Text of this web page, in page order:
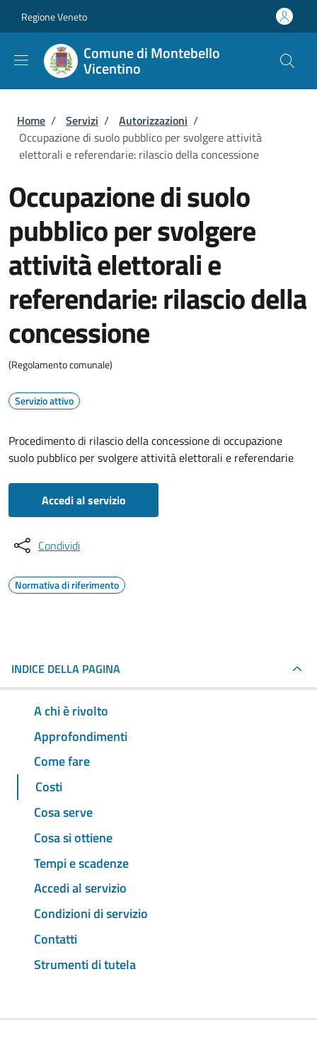
Regione Veneto
Comune di Montebello
Vicentino
Briciole di pane
Home / Servizi / Autorizzazioni /
Occupazione di suolo pubblico per svolgere attività
elettorali e referendarie: rilascio della concessione
Occupazione di suolo
pubblico per svolgere
attività elettorali e
referendarie: rilascio della
concessione
(Regolamento comunale)
Servizio attivo
Procedimento di rilascio della concessione di occupazione
suolo pubblico per svolgere attività elettorali e referendarie
Accedi al servizio
Condividi
Normativa di riferimento
INDICE DELLA PAGINA
A chi è rivolto
Approfondimenti
Come fare
Costi
Cosa serve
Cosa si ottiene
Tempi e scadenze
Accedi al servizio
Condizioni di servizio
Contatti
Strumenti di tutela